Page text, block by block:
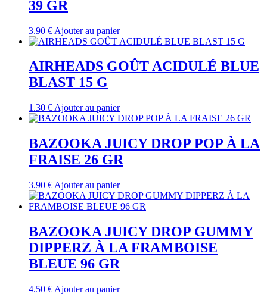
39 GR
3.90 € Ajouter au panier
AIRHEADS GOÛT ACIDULÉ BLUE
BLAST 15 G
1.30 € Ajouter au panier
BAZOOKA JUICY DROP POP À LA
FRAISE 26 GR
3.90 € Ajouter au panier
BAZOOKA JUICY DROP GUMMY
DIPPERZ À LA FRAMBOISE
BLEUE 96 GR
4.50 € Ajouter au panier